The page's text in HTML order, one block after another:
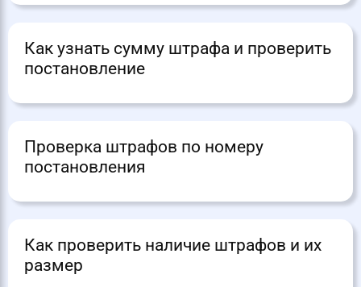
Как узнать сумму штрафа и проверить
постановление
Проверка штрафов по номеру
постановления
Как проверить наличие штрафов и их
размер